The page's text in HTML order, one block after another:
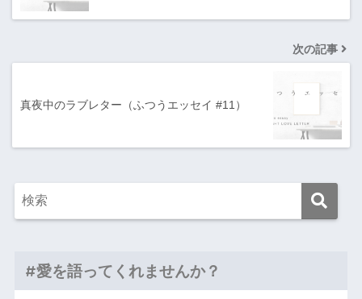
次の記事
真夜中のラブレター（ふつうエッセイ #11）
#愛を語ってくれませんか？